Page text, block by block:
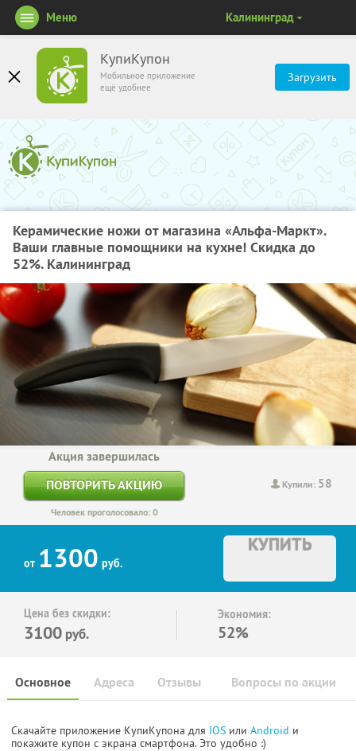
КупиКупон
Мобильное приложение
ещё удобнее
Загрузить
Меню Калининград
Керамические ножи от магазина «Альфа-Маркт».
Ваши главные помощники на кухне! Скидка до
52%. Калининград
Купили: 58
Акция завершилась
ПОВТОРИТЬ АКЦИЮ
Человек проголосовало: 0
от 1300 руб.
КУПИТЬ
Цена без скидки:
3100 руб.
Экономия:
52%
Основное Отзывы Вопросы по акции
Адреса
Скачайте приложение КупиКупона для IOS или Android и
покажите купон с экрана смартфона. Это удобно :)